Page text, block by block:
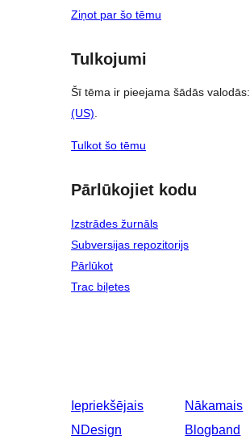
Ziņot par šo tēmu
Tulkojumi
Šī tēma ir pieejama šādās valodās:
(US).
Tulkot šo tēmu
Pārlūkojiet kodu
Izstrādes žurnāls
Subversijas repozitorijs
Pārlūkot
Trac biļetes
Iepriekšējais
NDesign
Nākamais
Blogband